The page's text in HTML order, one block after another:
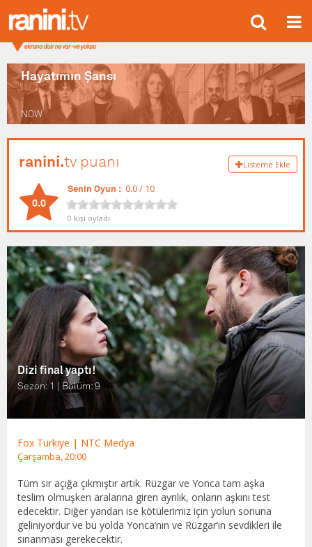
Hayatımın Şansı
NOW
ranini.tv puanı
0.0
Senin Oyun : 0.0 / 10
0 kişi oyladı.
Listeme Ekle
Dizi final yaptı!
Sezon: 1 | Bölüm: 9
Fox Türkiye | NTC Medya
Çarşamba, 20:00
Tüm sır açığa çıkmıştır artık. Rüzgar ve Yonca tam aşka
teslim olmuşken aralarına giren ayrılık, onların aşkını test
edecektir. Diğer yandan ise kötülerimiz için yolun sonuna
geliniyordur ve bu yolda Yonca’nın ve Rüzgar’ın sevdikleri ile
sınanması gerekecektir.